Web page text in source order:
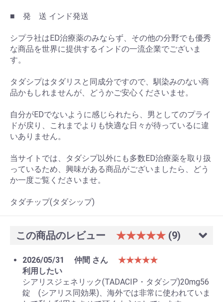
■ 発 送 インド発送
シプラ社はED治療薬のみならず、その他の分野でも優秀
な商品を世界に提供するインドの一流企業でございま
す。
タダシプはタダリスと同成分ですので、馴染みのない商
品かもしれませんが、どうかご安心くださいませ。
自分がEDでないように感じられたら、男としてのプライ
ドが戻り、これまでよりも快適な日々が待っているに違
いありません。
当サイトでは、タダシプ以外にも多数ED治療薬を取り扱
っているため、興味がある商品がございましたら、どう
か一度ご覧くださいませ。
タダチップ(タダシップ)
この商品のレビュー ★★★★★ (9)
2026/05/31 仲間 さん
★★★★★
利用したい
シアリスジェネリック(TADACIP・タダシプ)20mg56
錠 (シアリス同効果)、海外では非常に使われていま